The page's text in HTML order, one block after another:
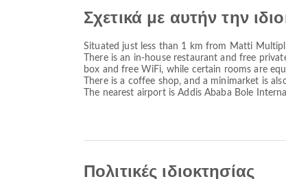
Σχετικά με αυτήν την
Situated just less than 1 km from Matti
There is an in-house restaurant and free
box and free WiFi, while certain rooms are
There is a coffee shop, and a minimarket is
The nearest airport is Addis Ababa Bole
Πολιτικές ιδιοκτησίας